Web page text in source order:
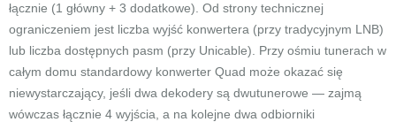
łącznie (1 główny + 3 dodatkowe). Od strony technicznej
ograniczeniem jest liczba wyjść konwertera (przy tradycyjnym LNB)
lub liczba dostępnych pasm (przy Unicable). Przy ośmiu tunerach w
całym domu standardowy konwerter Quad może okazać się
niewystarczający, jeśli dwa dekodery są dwutunerowe — zajmą
wówczas łącznie 4 wyjścia, a na kolejne dwa odbiorniki